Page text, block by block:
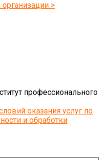
>
профессионального
оказания услуг по
и обработки